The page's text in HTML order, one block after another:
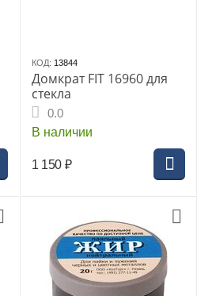
КОД: 13844
Домкрат FIT 16960 для
стекла
0.0
В наличии
1 150 ₽